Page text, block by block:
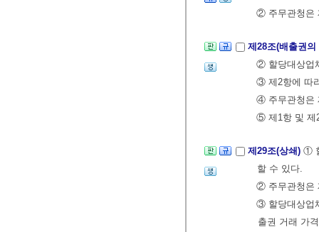
② 주무관청은
제28조(배출권
② 할당대상업
③ 제2항에 따
④ 주무관청은
⑤ 제1항 및 제
제29조(상쇄) ①
할 수 있다.
② 주무관청은
③ 할당대상업
출권 거래 가